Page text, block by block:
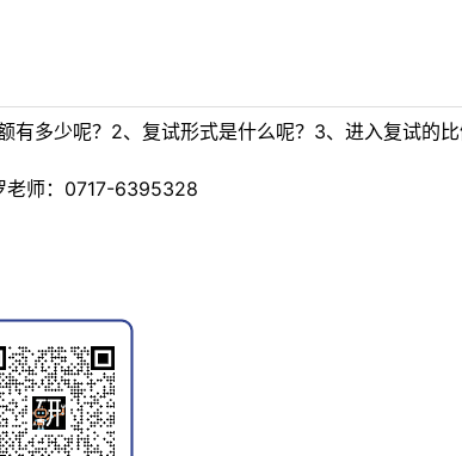
有多少呢？2、复试形式是什么呢？3、进入复试的
老师：0717-6395328